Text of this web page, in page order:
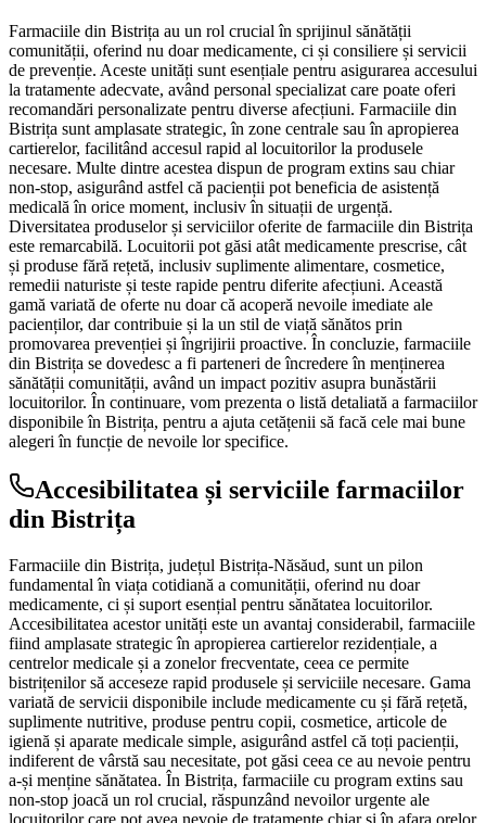
Farmaciile din Bistrița au un rol crucial în sprijinul sănătății
comunității, oferind nu doar medicamente, ci și consiliere și servicii
de prevenție. Aceste unități sunt esențiale pentru asigurarea accesului
la tratamente adecvate, având personal specializat care poate oferi
recomandări personalizate pentru diverse afecțiuni. Farmaciile din
Bistrița sunt amplasate strategic, în zone centrale sau în apropierea
cartierelor, facilitând accesul rapid al locuitorilor la produsele
necesare. Multe dintre acestea dispun de program extins sau chiar
non-stop, asigurând astfel că pacienții pot beneficia de asistență
medicală în orice moment, inclusiv în situații de urgență.
Diversitatea produselor și serviciilor oferite de farmaciile din Bistrița
este remarcabilă. Locuitorii pot găsi atât medicamente prescrise, cât
și produse fără rețetă, inclusiv suplimente alimentare, cosmetice,
remedii naturiste și teste rapide pentru diferite afecțiuni. Această
gamă variată de oferte nu doar că acoperă nevoile imediate ale
pacienților, dar contribuie și la un stil de viață sănătos prin
promovarea prevenției și îngrijirii proactive. În concluzie, farmaciile
din Bistrița se dovedesc a fi parteneri de încredere în menținerea
sănătății comunității, având un impact pozitiv asupra bunăstării
locuitorilor. În continuare, vom prezenta o listă detaliată a farmaciilor
disponibile în Bistrița, pentru a ajuta cetățenii să facă cele mai bune
alegeri în funcție de nevoile lor specifice.
Accesibilitatea și serviciile farmaciilor
din Bistrița
Farmaciile din Bistrița, județul Bistrița-Năsăud, sunt un pilon
fundamental în viața cotidiană a comunității, oferind nu doar
medicamente, ci și suport esențial pentru sănătatea locuitorilor.
Accesibilitatea acestor unități este un avantaj considerabil, farmaciile
fiind amplasate strategic în apropierea cartierelor rezidențiale, a
centrelor medicale și a zonelor frecventate, ceea ce permite
bistrițenilor să acceseze rapid produsele și serviciile necesare. Gama
variată de servicii disponibile include medicamente cu și fără rețetă,
suplimente nutritive, produse pentru copii, cosmetice, articole de
igienă și aparate medicale simple, asigurând astfel că toți pacienții,
indiferent de vârstă sau necesitate, pot găsi ceea ce au nevoie pentru
a-și menține sănătatea. În Bistrița, farmaciile cu program extins sau
non-stop joacă un rol crucial, răspunzând nevoilor urgente ale